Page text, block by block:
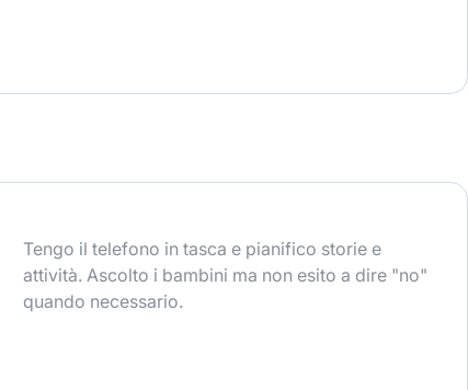
Tengo il telefono in tasca e pianifico storie e
attività. Ascolto i bambini ma non esito a dire "no"
quando necessario.